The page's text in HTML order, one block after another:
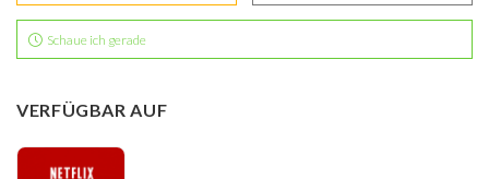
Schaue ich gerade
VERFÜGBAR AUF